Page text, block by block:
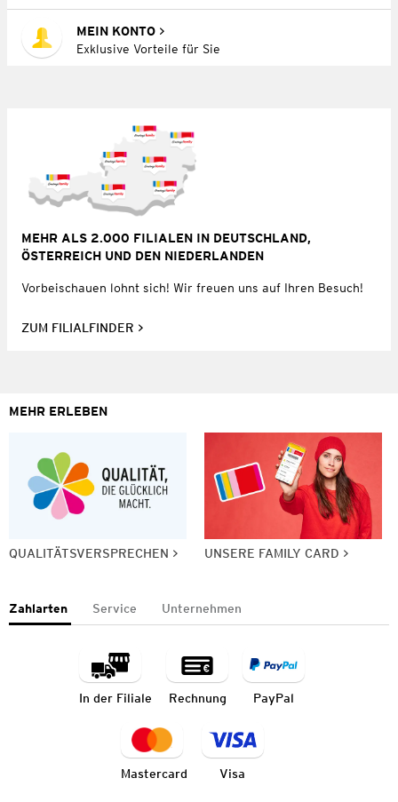
MEIN KONTO
Exklusive Vorteile für Sie
MEHR ALS 2.000 FILIALEN IN DEUTSCHLAND,
ÖSTERREICH UND DEN NIEDERLANDEN
Vorbeischauen lohnt sich! Wir freuen uns auf Ihren Besuch!
ZUM FILIALFINDER
MEHR ERLEBEN
QUALITÄTSVERSPRECHEN UNSERE FAMILY CARD
Zahlarten Service Unternehmen
In der Filiale Rechnung PayPal
Mastercard Visa